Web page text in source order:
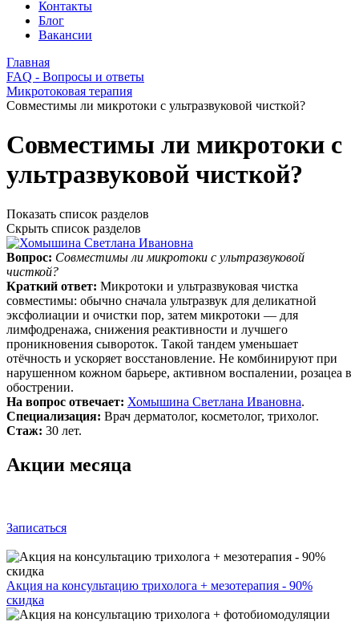
Контакты
Блог
Вакансии
Главная
FAQ - Вопросы и ответы
Микротоковая терапия
Совместимы ли микротоки с ультразвуковой чисткой?
Совместимы ли микротоки с
ультразвуковой чисткой?
Показать список разделов
Скрыть список разделов
Вопрос: Совместимы ли микротоки с ультразвуковой
чисткой?
Краткий ответ: Микротоки и ультразвуковая чистка
совместимы: обычно сначала ультразвук для деликатной
эксфолиации и очистки пор, затем микротоки — для
лимфодренажа, снижения реактивности и лучшего
проникновения сывороток. Такой тандем уменьшает
отёчность и ускоряет восстановление. Не комбинируют при
нарушенном кожном барьере, активном воспалении, розацеа в
обострении.
На вопрос отвечает: Хомышина Светлана Ивановна.
Специализация: Врач дерматолог, косметолог, трихолог.
Стаж: 30 лет.
Акции месяца
Записаться
Акция на консультацию трихолога + мезотерапия - 90%
скидка